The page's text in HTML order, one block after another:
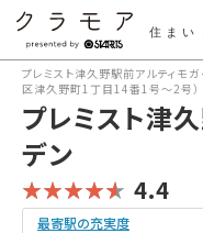
住まい
プレミスト津久野駅前アルティモ
区津久野町1丁目14番1号〜2号）
プレミスト津
デン
4.4
最寄駅の充実度